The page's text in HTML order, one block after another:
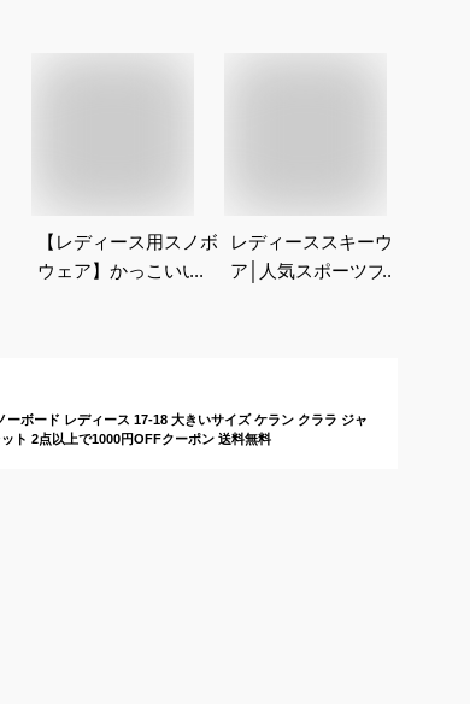
【レディース用スノボ
ウェア】かっこいい人
レディーススキーウェ
ア│人気スポーツブラ
ボード レディース 17-18 大きいサイズ ケラン クララ ジャ
ト 2点以上で1000円OFFクーポン 送料無料